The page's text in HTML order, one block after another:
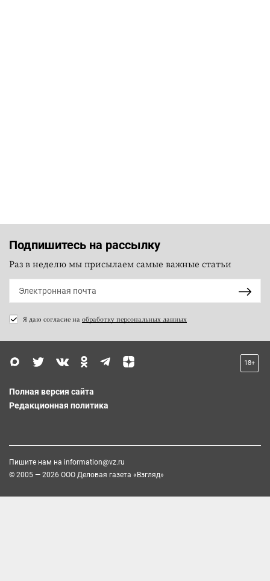
Подпишитесь на рассылку
Раз в неделю мы присылаем самые важные статьи
Я даю согласие на обработку персональных данных
18+
Полная версия сайта
Редакционная политика
Пишите нам на information@vz.ru
© 2005 — 2026 ООО Деловая газета «Взгляд»